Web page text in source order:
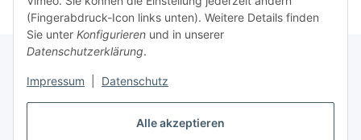
Alle akzeptieren
(Fingerabdruck-Icon links unten). Weitere Details finden
Sie unter Konfigurieren und in unserer
Datenschutzerklärung.
Impressum Datenschutz